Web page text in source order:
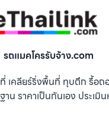
รถแมคโครรับจ้าง.com
เคลียร์ริ่งพื้นที่ ทุบตึก รื้อถ
น ราคาเป็นกันเอง ประเมิ